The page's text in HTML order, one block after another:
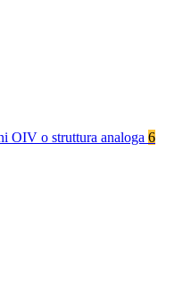
OIV o struttura analoga 6